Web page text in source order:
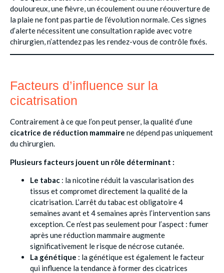
douloureux, une fièvre, un écoulement ou une réouverture de
la plaie ne font pas partie de l’évolution normale. Ces signes
d’alerte nécessitent une consultation rapide avec votre
chirurgien, n’attendez pas les rendez-vous de contrôle fixés.
Facteurs d’influence sur la
cicatrisation
Contrairement à ce que l’on peut penser, la qualité d’une
cicatrice de réduction mammaire ne dépend pas uniquement
du chirurgien.
Plusieurs facteurs jouent un rôle déterminant :
Le tabac : la nicotine réduit la vascularisation des
tissus et compromet directement la qualité de la
cicatrisation. L’arrêt du tabac est obligatoire 4
semaines avant et 4 semaines après l’intervention sans
exception. Ce n’est pas seulement pour l’aspect : fumer
après une réduction mammaire augmente
significativement le risque de nécrose cutanée.
La génétique : la génétique est également le facteur
qui influence la tendance à former des cicatrices